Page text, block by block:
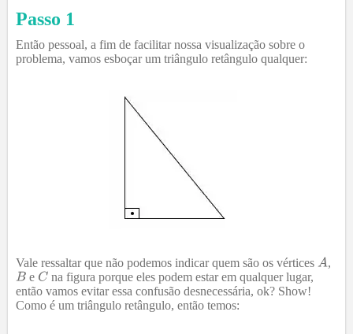
Passo 1
Então pessoal, a fim de facilitar nossa visualização sobre o
problema, vamos esboçar um triângulo retângulo qualquer:
Vale ressaltar que não podemos indicar quem são os vértices
,
e
na figura porque eles podem estar em qualquer lugar,
então vamos evitar essa confusão desnecessária, ok? Show!
Como é um triângulo retângulo, então temos: